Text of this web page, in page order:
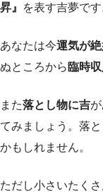
昇』
を表す吉夢です
あなたは今運気が
ぬところから 臨時
また落とし物に吉
てみましょう。落
かもしれません。
ただし小さいたく